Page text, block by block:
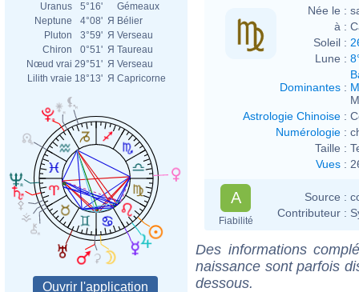
Uranus
5°16'
Gémeaux
Neptune
4°08' Я Bélier
Pluton
3°59' Я Verseau
Chiron
0°51' Я Taureau
Nœud vrai 29°51' Я Verseau
Lilith vraie 18°13' Я Capricorne
Née le :
à :
Soleil :
Lune :
Dominantes :
Astrologie Chinoise :
Numérologie :
Taille :
Vues :
A
Fiabilité
Source :
Contributeur :
Des informations
naissance sont parfois
dessous.